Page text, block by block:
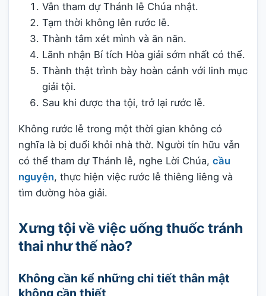
Vẫn tham dự Thánh lễ Chúa nhật.
Tạm thời không lên rước lễ.
Thành tâm xét mình và ăn năn.
Lãnh nhận Bí tích Hòa giải sớm nhất có thể.
Thành thật trình bày hoàn cảnh với linh mục
giải tội.
Sau khi được tha tội, trở lại rước lễ.
Không rước lễ trong một thời gian không có
nghĩa là bị đuổi khỏi nhà thờ. Người tín hữu vẫn
có thể tham dự Thánh lễ, nghe Lời Chúa, cầu
nguyện, thực hiện việc rước lễ thiêng liêng và
tìm đường hòa giải.
Xưng tội về việc uống thuốc tránh
thai như thế nào?
Không cần kể những chi tiết thân mật
không cần thiết